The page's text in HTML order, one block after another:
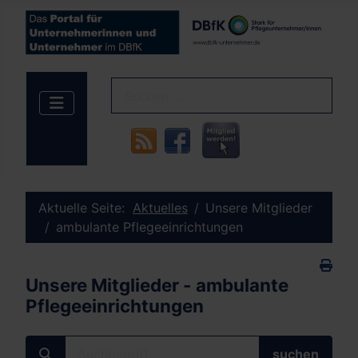
Aktuelle Seite: Aktuelles
Unsere Mitglieder
ambulante Pflegeeinrichtungen
Unsere Mitglieder - ambulante
Pflegeeinrichtungen